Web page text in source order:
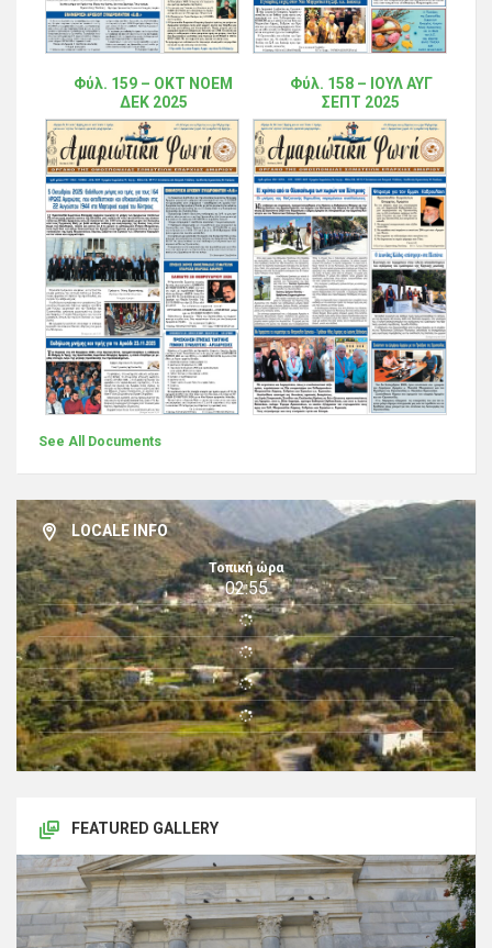
Φύλ. 159 – ΟΚΤ ΝΟΕΜ
ΔΕΚ 2025
Φύλ. 158 – ΙΟΥΛ ΑΥΓ
ΣΕΠΤ 2025
See All Documents
LOCALE INFO
Τοπική ώρα
02:55
FEATURED GALLERY